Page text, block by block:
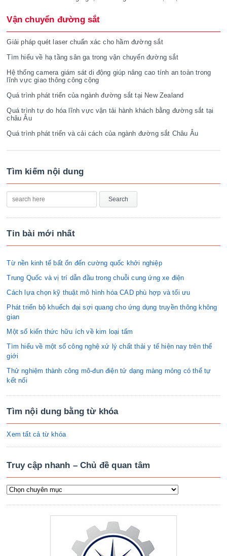
Vận chuyển đường sắt
Giải pháp quét laser chuẩn xác cho hầm đường sắt
Tìm hiểu về hạ tầng sân ga trong vận chuyển đường sắt
Hệ thống camera giám sát di động giúp nâng cao tính an toàn trong
lĩnh vực giao thông công cộng
Quá trình phát triển của ngành đường sắt tại New Zealand
Quá trình tự do hóa lĩnh vực vận tải hành khách bằng đường sắt tại
châu Âu
Quá trình phát triển và cải cách của ngành đường sắt Châu Âu
Tìm kiếm nội dung
Tin bài mới nhất
Từ nền kinh tế bất ổn đến cường quốc khởi nghiệp
Trung Quốc và vị trí dẫn đầu trong chuỗi cung ứng xe điện
Cách lựa chọn kỹ thuật mô hình hóa CAD phù hợp và tối ưu
Phát triển bộ khuếch đại sợi quang cho ứng dụng truyền thông không
gian
Một số kiến thức hữu ích về kim loại tấm
Tìm hiểu về một số công nghệ xử lý chất thải y tế hiện nay trên thế
giới
Thử nghiệm thành công mô-đun điện tử dạng màng mỏng có thể tự
kết nối
Tìm nội dung bằng từ khóa
Xem tất cả từ khóa
Truy cập nhanh – Chủ đề quan tâm